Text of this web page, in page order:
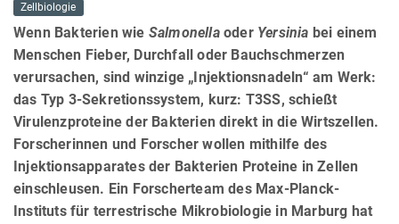
Zellbiologie
Wenn Bakterien wie Salmonellaoder Yersinia bei einem
Menschen Fieber, Durchfall oder Bauchschmerzen
verursachen, sind winzige „Injektionsnadeln“ am Werk:
das Typ 3-Sekretionssystem, kurz: T3SS, schießt
Virulenzproteine der Bakterien direkt in die Wirtszellen.
Forscherinnen und Forscher wollen mithilfe des
Injektionsapparates der Bakterien Proteine in Zellen
einschleusen. Ein Forscherteam des Max-Planck-
Instituts für terrestrische Mikrobiologie in Marburg hat